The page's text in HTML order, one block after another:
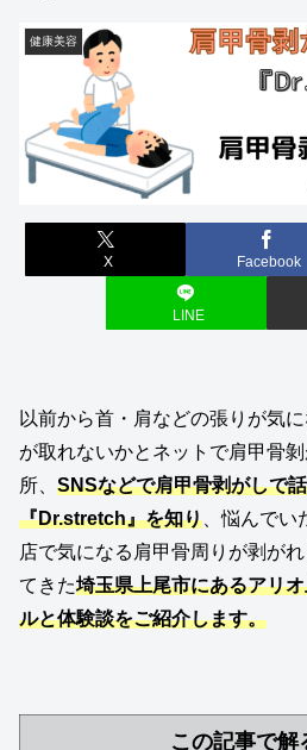
健康美容
X Facebook
LINE
以前から首・肩などの張りが気
が取れないかとネットで肩甲骨
所、 SNSなどで肩甲骨剥がしで
『Dr.stretch』を知り 、悩んで
店で気になる肩甲骨周りが剥が
てきた埼玉県上尾市にあるアリ
ルと体験談をご紹介します。
この記事で解